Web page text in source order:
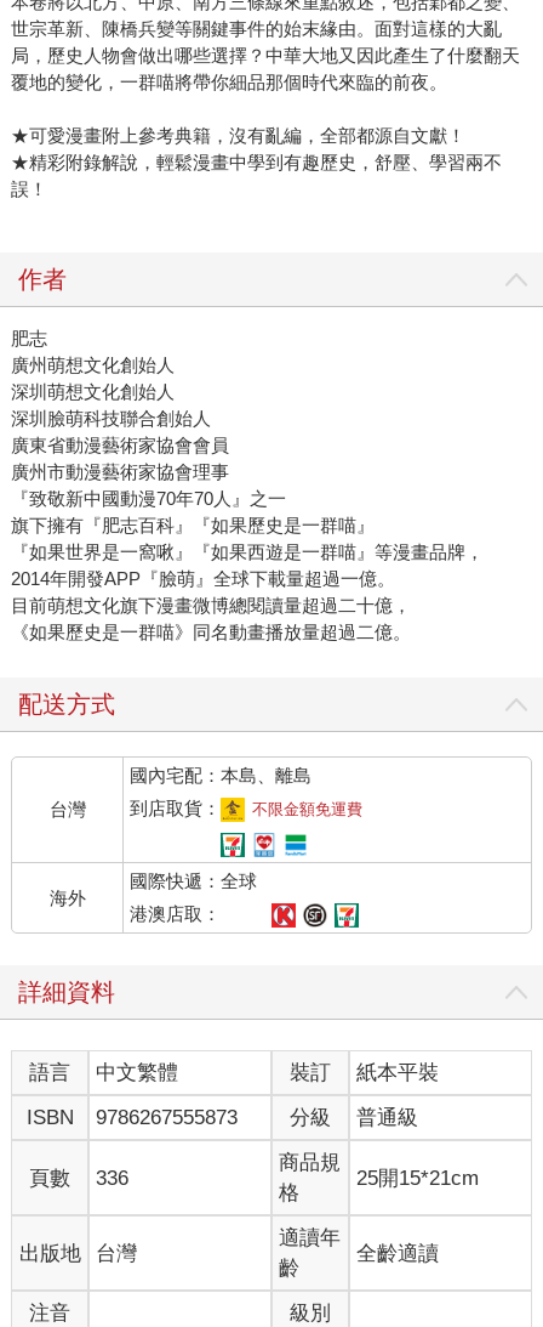
世宗革新、陳橋兵變等關鍵事件的始末緣由。面對這樣的大亂
局，歷史人物會做出哪些選擇？中華大地又因此產生了什麼翻天
覆地的變化，一群喵將帶你細品那個時代來臨的前夜。
★可愛漫畫附上參考典籍，沒有亂編，全部都源自文獻！
★精彩附錄解說，輕鬆漫畫中學到有趣歷史，舒壓、學習兩不
誤！
作者
肥志
廣州萌想文化創始人
深圳萌想文化創始人
深圳臉萌科技聯合創始人
廣東省動漫藝術家協會會員
廣州市動漫藝術家協會理事
『致敬新中國動漫70年70人』之一
旗下擁有『肥志百科』『如果歷史是一群喵』
『如果世界是一窩啾』『如果西遊是一群喵』等漫畫品牌，
2014年開發APP『臉萌』全球下載量超過一億。
目前萌想文化旗下漫畫微博總閱讀量超過二十億，
《如果歷史是一群喵》同名動畫播放量超過二億。
配送方式
台灣
國內宅配：本島、離島
到店取貨：
不限金額免運費
海外
國際快遞：全球
港澳店取：
詳細資料
語言 中文繁體 裝訂
紙本平裝
ISBN
9786267555873 分級 普通級
頁數 336
商品規
格
25開15*21cm
出版地 台灣
適讀年
齡
全齡適讀
注音 級別